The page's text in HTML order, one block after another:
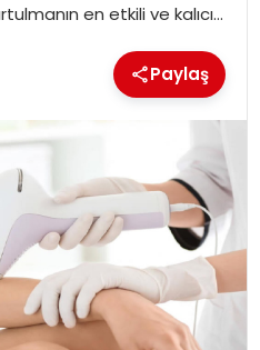
en etkili ve kalıcı…
Paylaş